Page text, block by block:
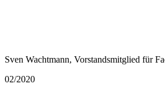
Sven Wachtmann, Vorstandsmitglied für
02/2020